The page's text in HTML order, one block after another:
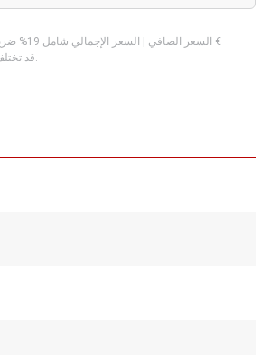
* السعر الصافي | السعر الإجمالي شامل 19% ضريبة القيمة المضافة: ‏58.30 €
** قد تختلف الصورة قليلاً عن الأصل.